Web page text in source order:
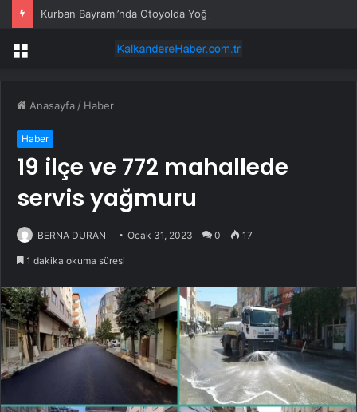
Kurban Bayramı’nda Otoyolda Yoğunluk
Menü
Anasayfa / Haber
Haber
19 ilçe ve 772 mahallede
servis yağmuru
BERNA DURAN Ocak 31, 2023 0 17
1 dakika okuma süresi